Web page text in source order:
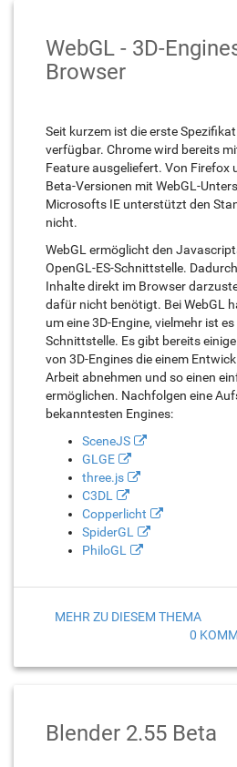
WebGL - 3D-
Browser
Seit kurzem ist die erste
verfügbar. Chrome wird bereits
Feature ausgeliefert. Von Firefox
Beta-Versionen mit WebGL-
Microsofts IE unterstützt den
nicht.
WebGL ermöglicht den
OpenGL-ES-Schnittstelle.
Inhalte direkt im Browser
dafür nicht benötigt. Bei WebGL
um eine 3D-Engine, vielmehr ist
Schnittstelle. Es gibt bereits
von 3D-Engines die einem
Arbeit abnehmen und so einen
ermöglichen. Nachfolgen eine
bekanntesten Engines:
SceneJS
GLGE
three.js
C3DL
Copperlicht
SpiderGL
PhiloGL
MEHR ZU DIESEM THEMA
0
Blender 2.55 Beta